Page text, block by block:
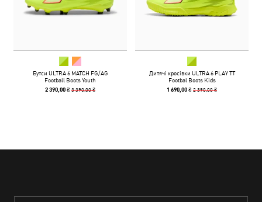
Бутси ULTRA 6 MATCH FG/AG
Football Boots Youth
2 390,00 ₴3 390,00 ₴
Дитячі кросівки ULTRA 6 PLAY TT
Footbal Boots Kids
1 690,00 ₴2 390,00 ₴